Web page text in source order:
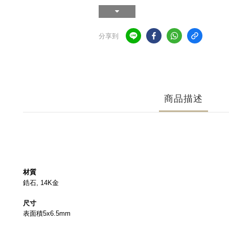
分享到
商品描述
材質
鋯石, 14K金
尺寸
表面積5x6.5mm